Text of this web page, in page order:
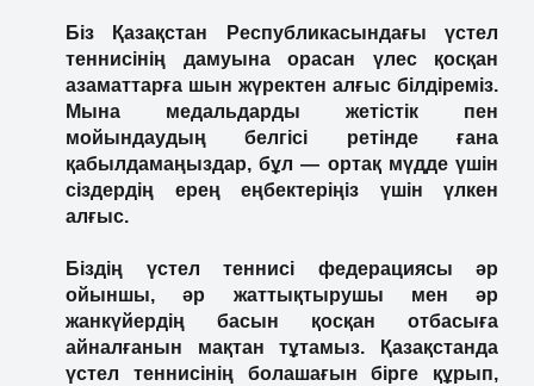
Біз Қазақстан Республикасындағы үстел
теннисінің дамуына орасан үлес қосқан
азаматтарға шын жүректен алғыс білдіреміз.
Мына медальдарды жетістік пен
мойындаудың белгісі ретінде ғана
қабылдамаңыздар, бұл — ортақ мүдде үшін
сіздердің ерең еңбектеріңіз үшін үлкен
алғыс.
Біздің үстел теннисі федерациясы әр
ойыншы, әр жаттықтырушы мен әр
жанкүйердің басын қосқан отбасыға
айналғанын мақтан тұтамыз. Қазақстанда
үстел теннисінің болашағын бірге құрып,